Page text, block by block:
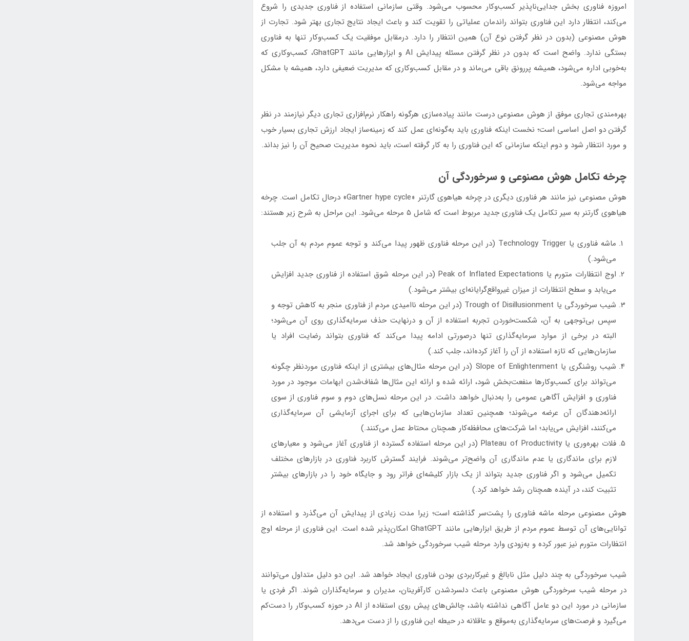
امروزه فناوری بخش جدایی‌ناپذیر کسب‌وکار محسوب می‌شود. وقتی سازمانی استفاده از فناوری جدیدی را شروع
می‌کند، انتظار دارد این فناوری بتواند راندمان عملیاتی را تقویت کند و باعث ایجاد نتایج تجاری بهتر شود. تجارت از
هوش مصنوعی (بدون در نظر گرفتن نوع آن) همین انتظار را دارد. درمقابل موفقیت یک کسب‌وکار تنها به فناوری
بستگی ندارد. واضح است که بدون در نظر گرفتن مسئله پیدایش AI و ابزارهایی مانند GhatGPT، کسب‌وکاری که
به‌خوبی اداره می‌شود، همیشه پررونق باقی می‌ماند و در مقابل کسب‌وکاری که مدیریت ضعیفی دارد، همیشه با مشکل
مواجه می‌شود.
بهره‌مندی تجاری موفق از هوش مصنوعی درست مانند پیاده‌سازی هرگونه راهکار نرم‌افزاری تجاری دیگر نیازمند در نظر
گرفتن دو اصل اساسی است؛ نخست اینکه فناوری باید به‌گونه‌ای عمل کند که زمینه‌ساز ایجاد ارزش تجاری بسیار خوب
و مورد انتظار شود و دوم اینکه سازمانی که این فناوری را به کار گرفته است، باید نحوه مدیریت صحیح آن را نیز بداند.
چرخه تکامل هوش مصنوعی و سرخوردگی آن
هوش مصنوعی نیز مانند هر فناوری دیگری در چرخه هیاهوی گارتنر «Gartner hype cycle» درحال تکامل است. چرخه
هیاهوی گارتنر به سیر تکامل یک فناوری جدید مربوط است که شامل ۵ مرحله می‌شود. این مراحل به شرح زیر هستند:
ماشه فناوری یا Technology Trigger (در این مرحله فناوری ظهور پیدا می‌کند و توجه عموم مردم به آن جلب
می‌شود.)
اوج انتظارات متورم یا Peak of Inflated Expectations (در این مرحله شوق استفاده از فناوری جدید افزایش
می‌یابد و سطح انتظارات از میزان غیرواقع‌گرایانه‌ای بیشتر می‌شود.)
شیب سرخوردگی یا Trough of Disillusionment (در این مرحله ناامیدی مردم از فناوری منجر به کاهش توجه و
سپس بی‌توجهی به آن، شکست‌خوردن تجربه استفاده از آن و درنهایت حذف سرمایه‌گذاری روی آن می‌شود؛
البته در برخی از موارد سرمایه‌گذاری تنها درصورتی ادامه پیدا می‌کند که فناوری بتواند رضایت افراد یا
سازمان‌هایی که تازه استفاده از آن را آغاز کرده‌اند، جلب کند.)
شیب روشنگری یا Slope of Enlightenment (در این مرحله مثال‌های بیشتری از اینکه فناوری موردنظر چگونه
می‌تواند برای کسب‌وکارها منفعت‌بخش شود، ارائه شده و ارائه این مثال‌ها شفاف‌شدن ابهامات موجود در مورد
فناوری و افزایش آگاهی عمومی را به‌دنبال خواهد داشت. در این مرحله نسل‌های دوم و سوم فناوری از سوی
ارائه‌دهندگان آن عرضه می‌شوند؛ همچنین تعداد سازمان‌هایی که برای اجرای آزمایشی آن سرمایه‌گذاری
می‌کنند، افزایش می‌یابد؛ اما شرکت‌های محافظه‌کار همچنان محتاط عمل می‌کنند.)
فلات بهره‌وری یا Plateau of Productivity (در این مرحله استفاده گسترده از فناوری آغاز می‌شود و معیارهای
لازم برای ماندگاری یا عدم ماندگاری آن واضح‌تر می‌شوند. فرایند گسترش کاربرد فناوری در بازارهای مختلف
تکمیل می‌شود و اگر فناوری جدید بتواند از یک بازار کلیشه‌ای فراتر رود و جایگاه خود را در بازارهای بیشتر
تثبیت کند، در آینده همچنان رشد خواهد کرد.)
هوش مصنوعی مرحله ماشه فناوری را پشت‌سر گذاشته است؛ زیرا مدت زیادی از پیدایش آن می‌گذرد و استفاده از
توانایی‌های آن توسط عموم مردم از طریق ابزارهایی مانند GhatGPT امکان‌پذیر شده است. این فناوری از مرحله اوج
انتظارات متورم نیز عبور کرده و به‌زودی وارد مرحله شیب سرخوردگی خواهد شد.
شیب سرخوردگی به چند دلیل مثل نابالغ و غیرکاربردی بودن فناوری ایجاد خواهد شد. این دو دلیل متداول می‌توانند
در مرحله شیب سرخوردگی هوش مصنوعی باعث دلسردشدن کارآفرینان، مدیران و سرمایه‌گذاران شوند. اگر فردی یا
سازمانی در مورد این دو عامل آگاهی نداشته باشد، چالش‌های پیش روی استفاده از AI در حوزه کسب‌وکار را دست‌کم
می‌گیرد و فرصت‌های سرمایه‌گذاری به‌موقع و عاقلانه در حیطه این فناوری را از دست می‌دهد.